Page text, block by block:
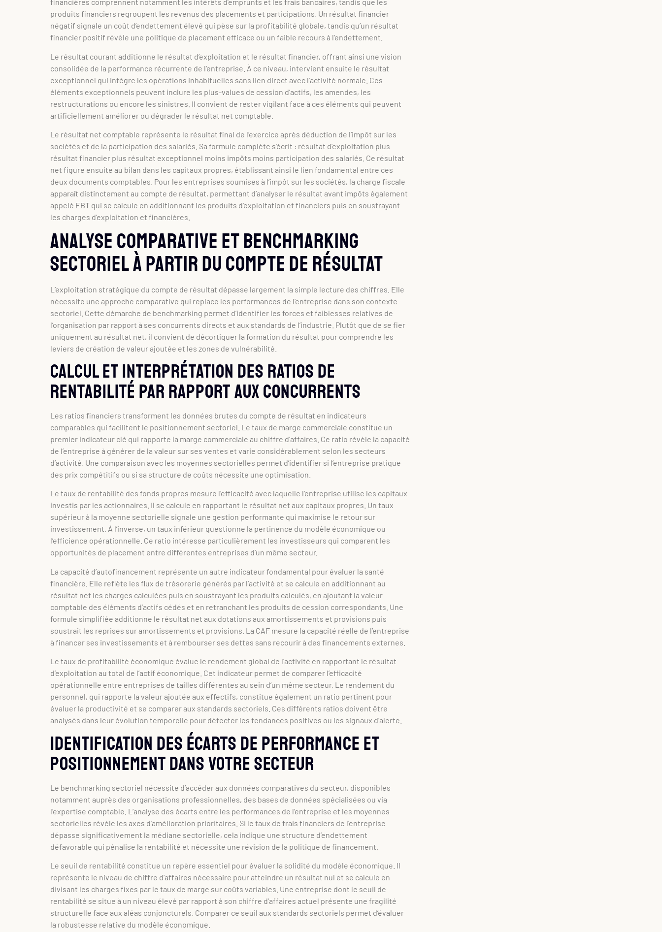
financières comprennent notamment les intérêts d’emprunts et les frais bancaires, tandis que les
produits financiers regroupent les revenus des placements et participations. Un résultat financier
négatif signale un coût d’endettement élevé qui pèse sur la profitabilité globale, tandis qu’un résultat
financier positif révèle une politique de placement efficace ou un faible recours à l’endettement.
Le résultat courant additionne le résultat d’exploitation et le résultat financier, offrant ainsi une vision
consolidée de la performance récurrente de l’entreprise. À ce niveau, intervient ensuite le résultat
exceptionnel qui intègre les opérations inhabituelles sans lien direct avec l’activité normale. Ces
éléments exceptionnels peuvent inclure les plus-values de cession d’actifs, les amendes, les
restructurations ou encore les sinistres. Il convient de rester vigilant face à ces éléments qui peuvent
artificiellement améliorer ou dégrader le résultat net comptable.
Le résultat net comptable représente le résultat final de l’exercice après déduction de l’impôt sur les
sociétés et de la participation des salariés. Sa formule complète s’écrit : résultat d’exploitation plus
résultat financier plus résultat exceptionnel moins impôts moins participation des salariés. Ce résultat
net figure ensuite au bilan dans les capitaux propres, établissant ainsi le lien fondamental entre ces
deux documents comptables. Pour les entreprises soumises à l’impôt sur les sociétés, la charge fiscale
apparaît distinctement au compte de résultat, permettant d’analyser le résultat avant impôts également
appelé EBT qui se calcule en additionnant les produits d’exploitation et financiers puis en soustrayant
les charges d’exploitation et financières.
Analyse comparative et benchmarking
sectoriel à partir du compte de résultat
L’exploitation stratégique du compte de résultat dépasse largement la simple lecture des chiffres. Elle
nécessite une approche comparative qui replace les performances de l’entreprise dans son contexte
sectoriel. Cette démarche de benchmarking permet d’identifier les forces et faiblesses relatives de
l’organisation par rapport à ses concurrents directs et aux standards de l’industrie. Plutôt que de se fier
uniquement au résultat net, il convient de décortiquer la formation du résultat pour comprendre les
leviers de création de valeur ajoutée et les zones de vulnérabilité.
Calcul et interprétation des ratios de
rentabilité par rapport aux concurrents
Les ratios financiers transforment les données brutes du compte de résultat en indicateurs
comparables qui facilitent le positionnement sectoriel. Le taux de marge commerciale constitue un
premier indicateur clé qui rapporte la marge commerciale au chiffre d’affaires. Ce ratio révèle la capacité
de l’entreprise à générer de la valeur sur ses ventes et varie considérablement selon les secteurs
d’activité. Une comparaison avec les moyennes sectorielles permet d’identifier si l’entreprise pratique
des prix compétitifs ou si sa structure de coûts nécessite une optimisation.
Le taux de rentabilité des fonds propres mesure l’efficacité avec laquelle l’entreprise utilise les capitaux
investis par les actionnaires. Il se calcule en rapportant le résultat net aux capitaux propres. Un taux
supérieur à la moyenne sectorielle signale une gestion performante qui maximise le retour sur
investissement. À l’inverse, un taux inférieur questionne la pertinence du modèle économique ou
l’efficience opérationnelle. Ce ratio intéresse particulièrement les investisseurs qui comparent les
opportunités de placement entre différentes entreprises d’un même secteur.
La capacité d’autofinancement représente un autre indicateur fondamental pour évaluer la santé
financière. Elle reflète les flux de trésorerie générés par l’activité et se calcule en additionnant au
résultat net les charges calculées puis en soustrayant les produits calculés, en ajoutant la valeur
comptable des éléments d’actifs cédés et en retranchant les produits de cession correspondants. Une
formule simplifiée additionne le résultat net aux dotations aux amortissements et provisions puis
soustrait les reprises sur amortissements et provisions. La CAF mesure la capacité réelle de l’entreprise
à financer ses investissements et à rembourser ses dettes sans recourir à des financements externes.
Le taux de profitabilité économique évalue le rendement global de l’activité en rapportant le résultat
d’exploitation au total de l’actif économique. Cet indicateur permet de comparer l’efficacité
opérationnelle entre entreprises de tailles différentes au sein d’un même secteur. Le rendement du
personnel, qui rapporte la valeur ajoutée aux effectifs, constitue également un ratio pertinent pour
évaluer la productivité et se comparer aux standards sectoriels. Ces différents ratios doivent être
analysés dans leur évolution temporelle pour détecter les tendances positives ou les signaux d’alerte.
Identification des écarts de performance et
positionnement dans votre secteur
Le benchmarking sectoriel nécessite d’accéder aux données comparatives du secteur, disponibles
notamment auprès des organisations professionnelles, des bases de données spécialisées ou via
l’expertise comptable. L’analyse des écarts entre les performances de l’entreprise et les moyennes
sectorielles révèle les axes d’amélioration prioritaires. Si le taux de frais financiers de l’entreprise
dépasse significativement la médiane sectorielle, cela indique une structure d’endettement
défavorable qui pénalise la rentabilité et nécessite une révision de la politique de financement.
Le seuil de rentabilité constitue un repère essentiel pour évaluer la solidité du modèle économique. Il
représente le niveau de chiffre d’affaires nécessaire pour atteindre un résultat nul et se calcule en
divisant les charges fixes par le taux de marge sur coûts variables. Une entreprise dont le seuil de
rentabilité se situe à un niveau élevé par rapport à son chiffre d’affaires actuel présente une fragilité
structurelle face aux aléas conjoncturels. Comparer ce seuil aux standards sectoriels permet d’évaluer
la robustesse relative du modèle économique.